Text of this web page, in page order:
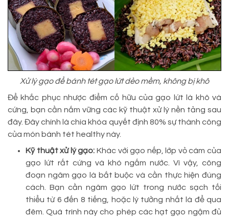
Xử lý gạo để bánh tét gạo lứt dẻo mềm, không bị khô
Để khắc phục nhược điểm cố hữu của gạo lứt là khô và
cứng, bạn cần nắm vững các kỹ thuật xử lý nền tảng sau
đây. Đây chính là chìa khóa quyết định 80% sự thành công
của món bánh tét healthy này.
Kỹ thuật xử lý gạo: Khác với gạo nếp, lớp vỏ cám của
gạo lứt rất cứng và khó ngấm nước. Vì vậy, công
đoạn ngâm gạo là bắt buộc và cần thực hiện đúng
cách. Bạn cần ngâm gạo lứt trong nước sạch tối
thiểu từ 6 đến 8 tiếng, hoặc lý tưởng nhất là để qua
đêm. Quá trình này cho phép các hạt gạo ngậm đủ